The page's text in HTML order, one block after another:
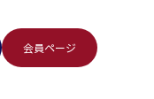
会員ページ